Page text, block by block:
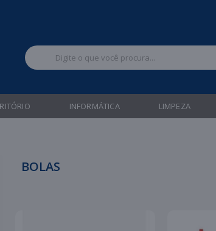
INFORMÁTICA LIMPEZA
BOLAS